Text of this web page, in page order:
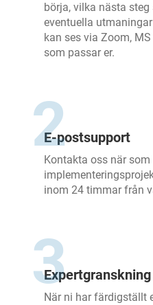
börja, vilka nästa
eventuella
kan ses via Zoom,
som passar er.
2
E-postsupport
Kontakta oss när
inom 24 timmar från
3
När ni har färdigställt